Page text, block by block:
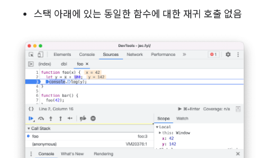
스택 아래에 있는 동일한 함수에 대한 재귀 호출 없음